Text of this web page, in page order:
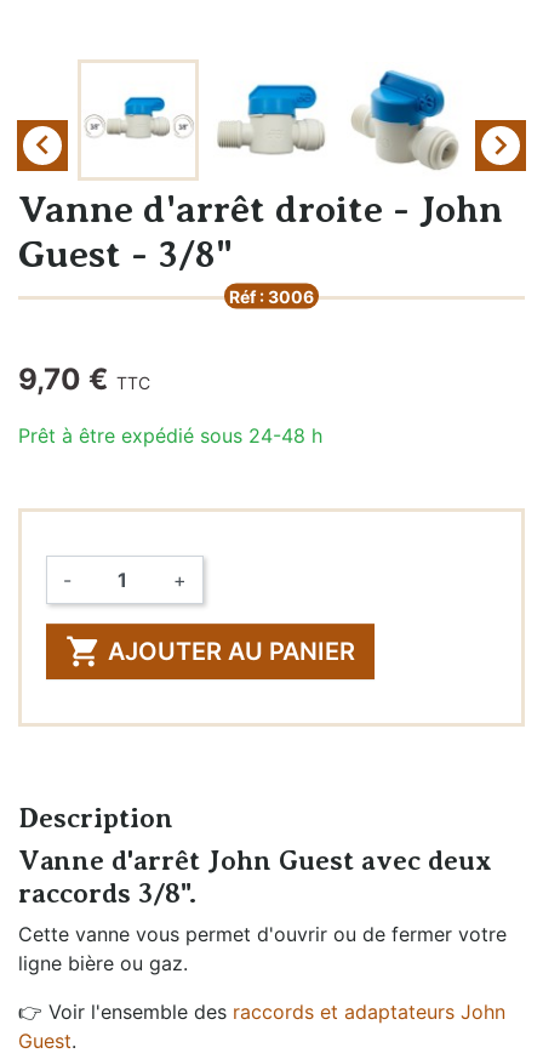
 
Vanne d'arrêt droite - John
Guest - 3/8"
Réf : 3006
9,70 € TTC
Prêt à être expédié sous 24-48 h
Quantité
- +
 AJOUTER AU PANIER
Description
Vanne d'arrêt John Guest avec deux
raccords 3/8".
Cette vanne vous permet d'ouvrir ou de fermer votre
ligne bière ou gaz.
👉 Voir l'ensemble des raccords et adaptateurs John
Guest.